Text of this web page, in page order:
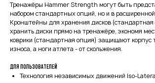
Тренажёры Hammer Strength могут быть
набором стандартных опций, но и в
Кронштейны для хранения дисков
хранить диски прямо на тренажёре, экономя
коврики (стандартная опция) защищают корпус
износа, а ноги атлета - от скольжения.
Для пользователей
Технология независимых движений Iso-